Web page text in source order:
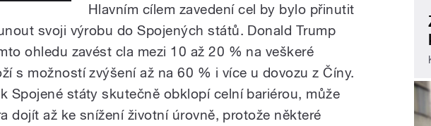
Hlavním cílem zavedení cel by bylo přinutit
svoji výrobu do Spojených států. Donald Trump
ohledu zavést cla mezi 10 až 20 % na veškeré
s možností zvýšení až na 60 % i více u dovozu z Číny.
Spojené státy skutečně obklopí celní bariérou, může
dojít až ke snížení životní úrovně, protože některé